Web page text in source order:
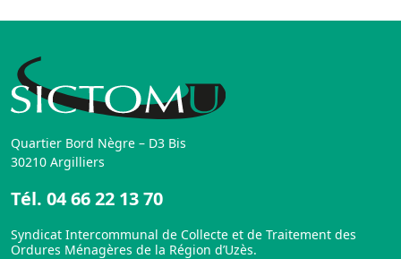
Quartier Bord Nègre – D3 Bis
30210 Argilliers
Tél. 04 66 22 13 70
Syndicat Intercommunal de Collecte et de Traitement des
Ordures Ménagères de la Région d’Uzès.